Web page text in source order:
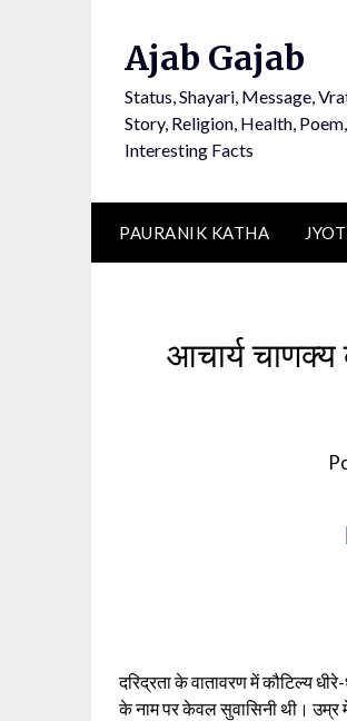
Ajab Gajab
Status, Shayari, Message,
Story, Religion, Health,
Interesting Facts
PAURANIK KATHA
आचार्य
दरिद्रता के वातावरण में कौटिल्य
के नाम पर केवल सुवासिनी थी। उम्र